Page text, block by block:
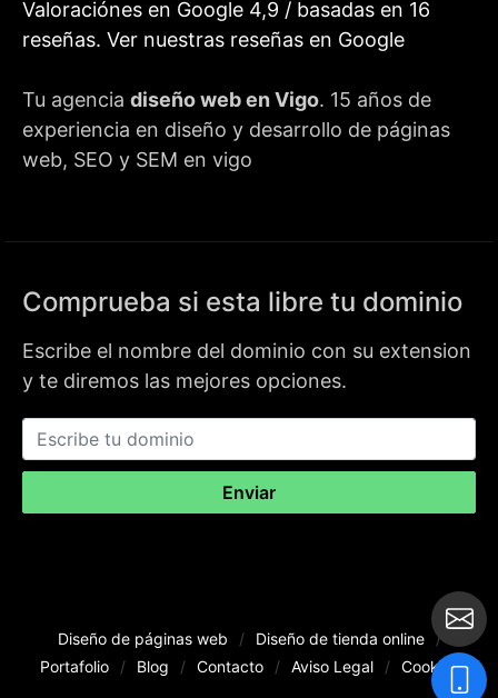
Valoraciónes en Google 4,9 / basadas en 16
reseñas. Ver nuestras reseñas en Google
Tu agencia diseño web en Vigo. 15 años de
experiencia en diseño y desarrollo de páginas
web, SEO y SEM en vigo
Comprueba si esta libre tu dominio
Escribe el nombre del dominio con su extension
y te diremos las mejores opciones.
Enviar
Diseño de páginas web / Diseño de tienda online /
Portafolio
/ Blog / Contacto / Aviso Legal / Cookies